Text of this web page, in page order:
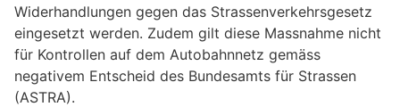
Widerhandlungen gegen das Strassenverkehrsgesetz
eingesetzt werden. Zudem gilt diese Massnahme nicht
für Kontrollen auf dem Autobahnnetz gemäss
negativem Entscheid des Bundesamts für Strassen
(ASTRA).